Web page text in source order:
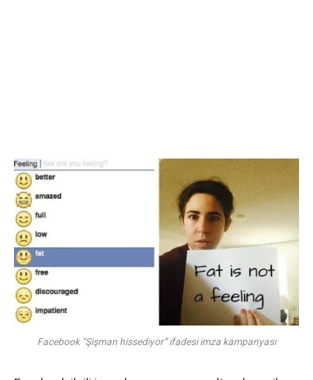
Facebook “Şişman hissediyor” ifadesi imza kampanyası